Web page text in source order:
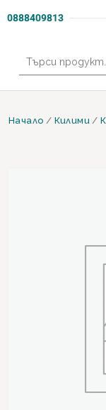
0888409813
за:
Начало / Килими/